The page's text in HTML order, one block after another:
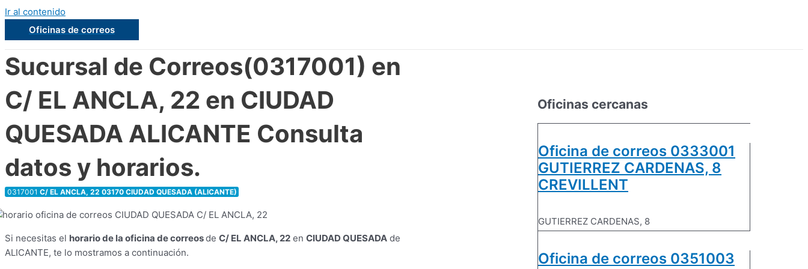
Ir al contenido
Oficinas de correos
Sucursal de Correos(0317001) en
C/ EL ANCLA, 22 en CIUDAD
QUESADA ALICANTE Consulta
datos y horarios.
0317001 C/ EL ANCLA, 22 03170 CIUDAD QUESADA (ALICANTE)
Si necesitas el horario de la oficina de correosde C/ EL ANCLA, 22 en CIUDAD QUESADA de
ALICANTE, te lo mostramos a continuación.
Oficinas cercanas
Oficina de correos 0333001
GUTIERREZ CARDENAS, 8
CREVILLENT
GUTIERREZ CARDENAS, 8
Oficina de correos 0351003